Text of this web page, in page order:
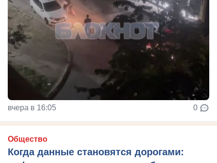
вчера в 16:05 0
Общество
Когда данные становятся дорогами: